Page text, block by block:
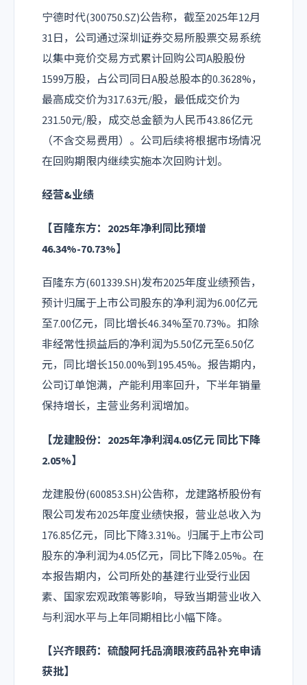
宁德时代(300750.SZ)公告称，截至2025年12月
31日，公司通过深圳证券交易所股票交易系统
以集中竞价交易方式累计回购公司A股股份
1599万股，占公司同日A股总股本的0.3628%，
最高成交价为317.63元/股，最低成交价为
231.50元/股，成交总金额为人民币43.86亿元
（不含交易费用）。公司后续将根据市场情况
在回购期限内继续实施本次回购计划。
经营&业绩
【百隆东方：2025年净利同比预增
46.34%-70.73%】
百隆东方(601339.SH)发布2025年度业绩预告，
预计归属于上市公司股东的净利润为6.00亿元
至7.00亿元，同比增长46.34%至70.73%。扣除
非经常性损益后的净利润为5.50亿元至6.50亿
元，同比增长150.00%到195.45%。报告期内，
公司订单饱满，产能利用率回升，下半年销量
保持增长，主营业务利润增加。
【龙建股份：2025年净利润4.05亿元 同比下降
2.05%】
龙建股份(600853.SH)公告称，龙建路桥股份有
限公司发布2025年度业绩快报，营业总收入为
176.85亿元，同比下降3.31%。归属于上市公司
股东的净利润为4.05亿元，同比下降2.05%。在
本报告期内，公司所处的基建行业受行业因
素、国家宏观政策等影响，导致当期营业收入
与利润水平与上年同期相比小幅下降。
【兴齐眼药：硫酸阿托品滴眼液药品补充申请
获批】